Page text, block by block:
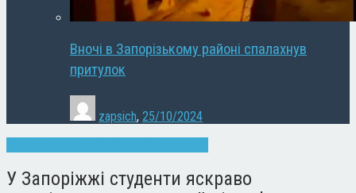
Вночі в Запорізькому районі спалахнув
притулок
zapsich, 25/10/2024
У Запоріжжі студенти яскраво